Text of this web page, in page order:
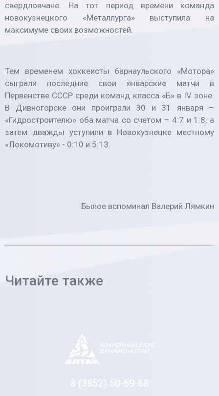
свердловчане. На тот период времени команда
новокузнецкого «Металлурга» выступила на
максимуме своих возможностей.
Тем временем хоккеисты барнаульского «Мотора»
сыграли последние свои январские матчи в
Первенстве СССР среди команд класса «Б» в IV зоне.
В Дивногорске они проиграли 30 и 31 января –
«Гидростроителю» оба матча со счетом – 4:7 и 1:8, а
затем дважды уступили в Новокузнецке местному
«Локомотиву» - 0:10 и 5:13.
Былое вспоминал Валерий Лямкин
Читайте также
8 (3852) 50-69-68